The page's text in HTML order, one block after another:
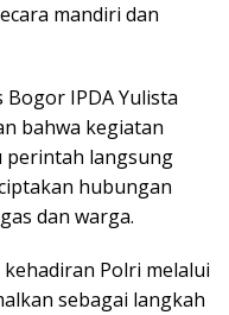
mandiri dan
Bogor IPDA Yulista
bahwa kegiatan
perintah langsung
hubungan
dan warga.
kehadiran Polri melalui
sebagai langkah